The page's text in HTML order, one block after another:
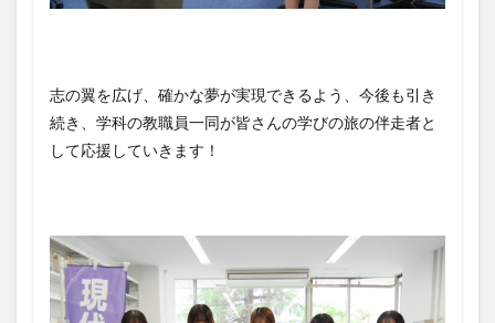
志の翼を広げ、確かな夢が実現できるよう、今後も引き
続き、学科の教職員一同が皆さんの学びの旅の伴走者と
して応援していきます！